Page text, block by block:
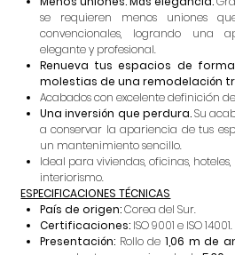
se requieren menos uniones
convencionales, logrando una
elegante y profesional.
Renueva tus espacios de
molestias de una remodelación
Acabados con excelente definición
Una inversión que perdura.Su
a conservar la apariencia de tus
un mantenimiento sencillo.
Ideal para viviendas, oficinas,
interiorismo.
ESPECIFICACIONES TÉCNICAS
País de origen:Corea del Sur.
Certificaciones: ISO 9001 e ISO 14001.
Presentación: Rollo de 1,06 m de